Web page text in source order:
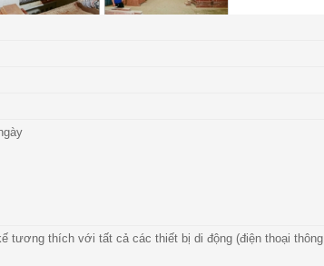
tương thích với tất cả các thiết bị di động (điện thoại thông